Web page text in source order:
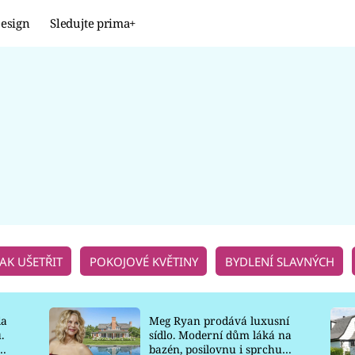
Sledujte prima+
UŠETŘIT POKOJOVÉ KVĚTINY BYDLENÍ SLAVNÝCH
Meg Ryan prodává luxusní
sídlo. Moderní dům láká na
bazén, posilovnu i sprchu